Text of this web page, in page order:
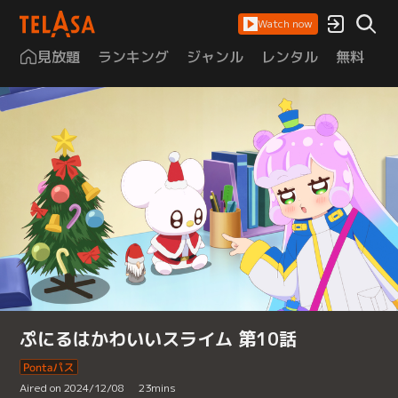
Watch now
見放題 ランキング ジャンル レンタル 無料
ぷにるはかわいいスライム 第10話
Aired on 2024/12/08 23mins